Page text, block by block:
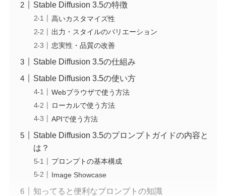
Stable Diffusion 3.5の特徴
高いカスタマイズ性
出力・スタイルのバリエーション
忠実性・品質の改善
Stable Diffusion 3.5の仕組み
Stable Diffusion 3.5の使い方
Webブラウザで使う方法
ローカルで使う方法
APIで使う方法
Stable Diffusion 3.5のプロンプトガイドの内容と
は？
プロンプトの基本構成
Image Showcase
知ってると便利なプロンプトの知識